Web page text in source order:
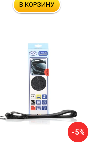
В КОРЗИНУ
-5%